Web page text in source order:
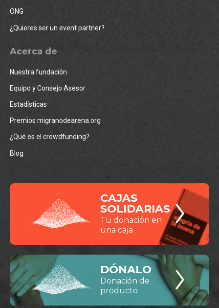
ONG
¿Quieres ser un event partner?
Acerca de
Nuestra fundación
Equipo y Consejo Asesor
Estadísticas
Premios migranodearena.org
¿Qué es el crowdfunding?
Blog
CAJAS
SOLIDARIAS
Tu donación en
una caja
DÓNALO
Donación de
producto